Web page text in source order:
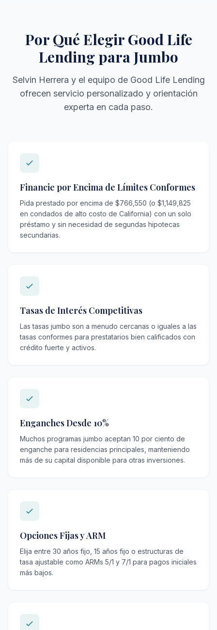
Por Qué Elegir Good Life
Lending para Jumbo
Selvin Herrera y el equipo de Good Life Lending
ofrecen servicio personalizado y orientación
experta en cada paso.
Financie por Encima de Límites Conformes
Pida prestado por encima de $766,550 (o $1,149,825
en condados de alto costo de California) con un solo
préstamo y sin necesidad de segundas hipotecas
secundarias.
Tasas de Interés Competitivas
Las tasas jumbo son a menudo cercanas o iguales a las
tasas conformes para prestatarios bien calificados con
crédito fuerte y activos.
Enganches Desde 10%
Muchos programas jumbo aceptan 10 por ciento de
enganche para residencias principales, manteniendo
más de su capital disponible para otras inversiones.
Opciones Fijas y ARM
Elija entre 30 años fijo, 15 años fijo o estructuras de
tasa ajustable como ARMs 5/1 y 7/1 para pagos iniciales
más bajos.